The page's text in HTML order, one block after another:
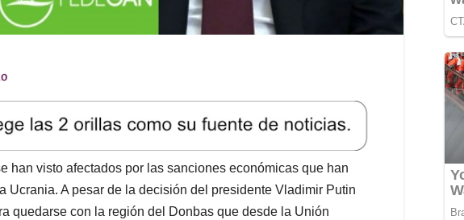
han visto afectados por las sanciones económicas que han
Ucrania. A pesar de la decisión del presidente Vladimir Putin
quedarse con la región del Donbas que desde la Unión